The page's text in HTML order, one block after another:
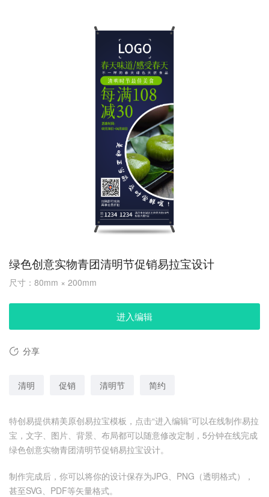
绿色创意实物青团清明节促销易拉宝设计
尺寸：80mm × 200mm
进入编辑
分享
清明 促销 清明节 简约
特创易提供精美原创易拉宝模板，点击“进入编辑”可以在线制作易拉
宝，文字、图片、背景、布局都可以随意修改定制，5分钟在线完成
绿色创意实物青团清明节促销易拉宝设计。
制作完成后，你可以将你的设计保存为JPG、PNG（透明格式），
甚至SVG、PDF等矢量格式。